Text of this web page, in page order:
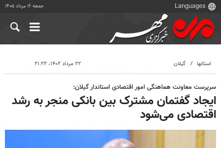
جمعه ۱۶ مرداد ۱۴۰۵
استانها گیلان ۲۲ مرداد ۱۴۰۲، ۲۱:۲۲
سرپرست معاونت هماهنگی امور اقتصادی استاندار گیلان:
ایجاد گفتمان مشترک بین بانکی منجر به رشد
اقتصادی می‌شود